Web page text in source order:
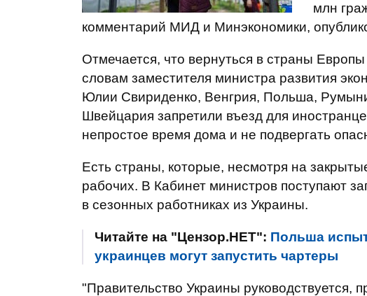
млн
комментарий МИД и Минэкономики,
Отмечается, что вернуться в страны
словам заместителя министра развития
Юлии Свириденко, Венгрия, Польша,
Швейцария запретили въезд для
непростое время дома и не подвергать
Есть страны, которые, несмотря на
рабочих. В Кабинет министров поступают
в сезонных работниках из Украины.
Читайте на "Цензор.НЕТ": Польша
украинцев могут запустить чартеры
"Правительство Украины руководствуется,